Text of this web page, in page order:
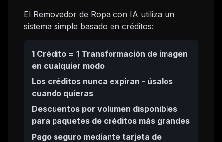
El Removedor de Ropa con IA utiliza un
sistema simple basado en créditos:
1 Crédito = 1 Transformación de imagen
en cualquier modo
Los créditos nunca expiran - úsalos
cuando quieras
Descuentos por volumen disponibles
para paquetes de créditos más grandes
Pago seguro mediante tarjeta de